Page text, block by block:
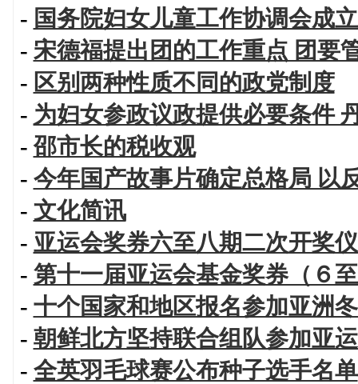
- 国务院妇女儿童工作协调会成
- 宋德福提出团的工作重点 团
- 区别两种性质不同的政党制度
- 为妇女参政议政提供必要条件
-邵市长的税收观
- 今年国产故事片确定总格局 以
- 文化简讯
- 亚运会奖券六至八期二次开奖
- 第十一届亚运会基金奖券（６
- 十个国家和地区报名参加亚洲
- 朝鲜北方坚持联合组队参加亚
- 全英羽毛球赛公布种子选手名单